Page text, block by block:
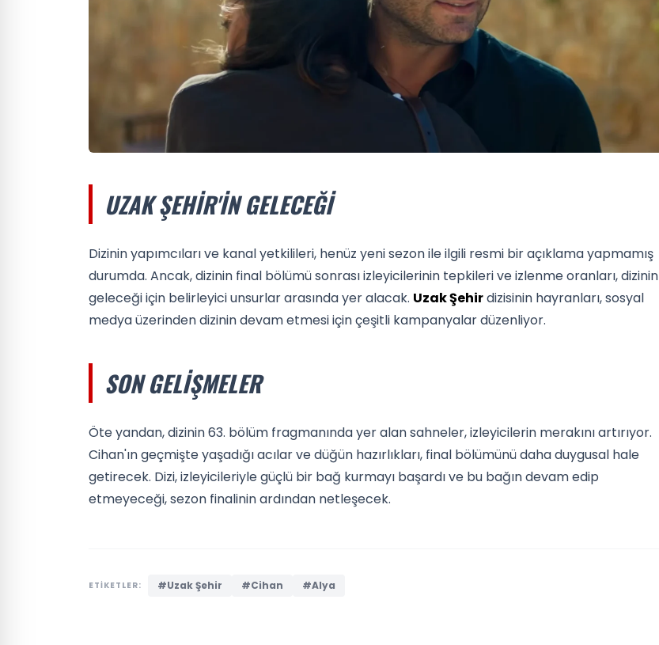
UZAK ŞEHIR'IN GELECEĞI
Dizinin yapımcıları ve kanal yetkilileri, henüz yeni sezon ile ilgili resmi bir açıklama yapmamış
durumda. Ancak, dizinin final bölümü sonrası izleyicilerinin tepkileri ve izlenme oranları, dizinin
geleceği için belirleyici unsurlar arasında yer alacak. Uzak Şehirdizisinin hayranları, sosyal
medya üzerinden dizinin devam etmesi için çeşitli kampanyalar düzenliyor.
SON GELIŞMELER
Öte yandan, dizinin 63. bölüm fragmanında yer alan sahneler, izleyicilerin merakını artırıyor.
Cihan'ın geçmişte yaşadığı acılar ve düğün hazırlıkları, final bölümünü daha duygusal hale
getirecek. Dizi, izleyicileriyle güçlü bir bağ kurmayı başardı ve bu bağın devam edip
etmeyeceği, sezon finalinin ardından netleşecek.
ETİKETLER: #Uzak Şehir #Cihan #Alya